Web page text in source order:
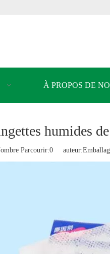
À PROPOS DE
humides
Parcourir:0